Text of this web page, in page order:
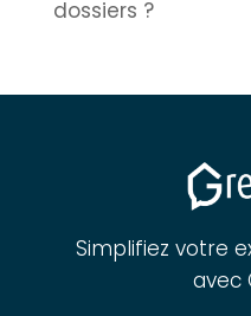
dossiers ?
Simplifiez votre
avec